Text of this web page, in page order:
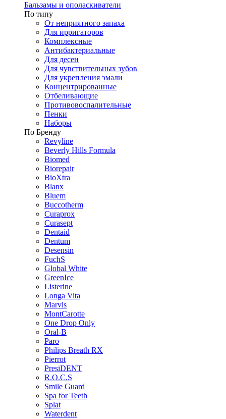
Бальзамы и ополаскиватели
По типу
От неприятного запаха
Для ирригаторов
Комплексные
Антибактериальные
Для десен
Для чувствительных зубов
Для укрепления эмали
Концентрированные
Отбеливающие
Противовоспалительные
Пенки
Наборы
По Бренду
Revyline
Beverly Hills Formula
Biomed
Biorepair
BioXtra
Blanx
Bluem
Buccotherm
Curaprox
Curasept
Dentaid
Dentum
Desensin
FuchS
Global White
GreenIce
Listerine
Longa Vita
Marvis
MontCarotte
One Drop Only
Oral-B
Paro
Philips Breath RX
Pierrot
PresiDENT
R.O.C.S
Smile Guard
Spa for Teeth
Splat
Waterdent